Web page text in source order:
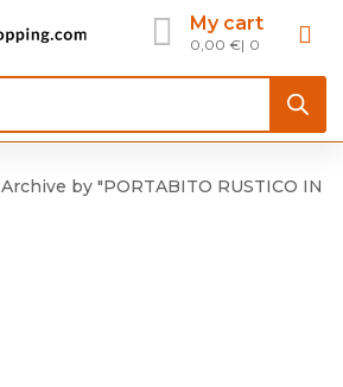
My cart
0,00 € 0
Archive by "PORTABITO RUSTICO IN